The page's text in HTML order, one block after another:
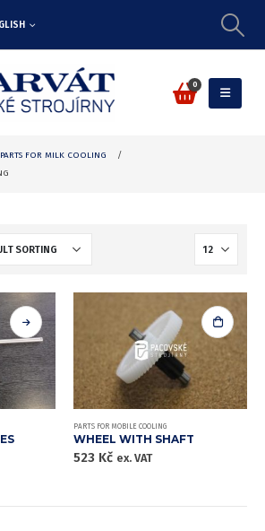
0
PARTS FOR MILK COOLING
PARTS FOR MOBILE COOLING
WHEEL WITH SHAFT
523 Kč ex. VAT